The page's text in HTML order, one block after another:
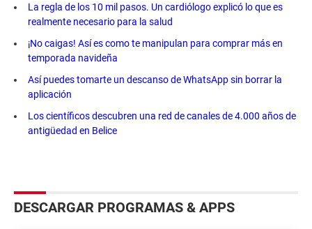
La regla de los 10 mil pasos. Un cardiólogo explicó lo que es
realmente necesario para la salud
¡No caigas! Así es como te manipulan para comprar más en
temporada navideña
Así puedes tomarte un descanso de WhatsApp sin borrar la
aplicación
Los científicos descubren una red de canales de 4.000 años de
antigüedad en Belice
DESCARGAR PROGRAMAS & APPS